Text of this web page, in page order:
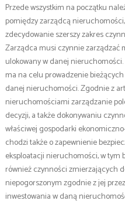
Przede wszystkim na początku
pomiędzy zarządcą
zdecydowanie szerszy zakres
Zarządca musi czynnie zarządzać
ulokowany w danej
ma na celu prowadzenie
danej nieruchomości. Zgodnie z
nieruchomościami zarządzanie
decyzji, a także dokonywaniu
właściwej gospodarki
chodzi także o zapewnienie
eksploatacji nieruchomości, w
również czynności zmierzających
niepogorszonym zgodnie z jej
inwestowania w daną